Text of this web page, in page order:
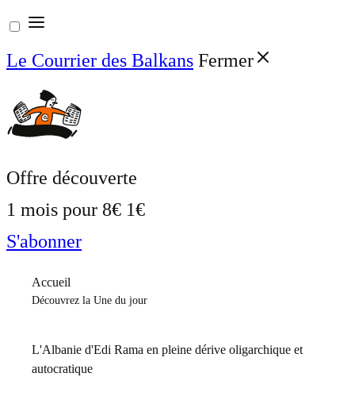
Aller
au
contenu
Le Courrier des Balkans Fermer
Offre découverte
1 mois pour 8€ 1€
S'abonner
Accueil
Découvrez la Une du jour
L'Albanie d'Edi Rama en pleine dérive oligarchique et
autocratique